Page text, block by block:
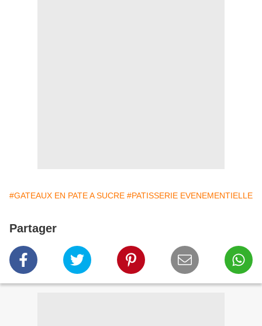
#GATEAUX EN PATE A SUCRE #PATISSERIE EVENEMENTIELLE
Partager